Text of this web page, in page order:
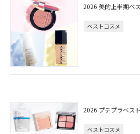
2026 美的上半期ベ
ベストコスメ
2026 プチプラベス
ベストコスメ